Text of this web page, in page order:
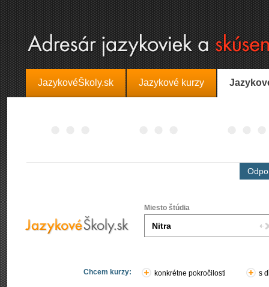
JazykovéŠkoly.sk Jazykové kurzy
Miesto štúdia
Chcem kurzy: konkrétne pokročilosti s